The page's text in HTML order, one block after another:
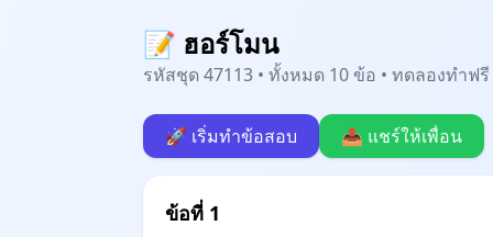
📝 ฮอร์โมน
รหัสชุด 47113 • ทั้งหมด 10 ข้อ • ทดลองทำฟ
🚀 เริ่มทำข้อสอบ 📤 แชร์ให้เพื่อน
ข้อที่ 1